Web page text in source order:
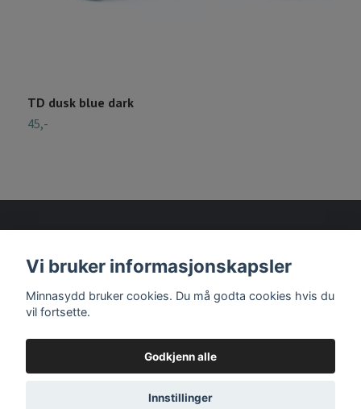
TD dusk blue dark
45,-
© 2026 Minnasydd
Vi bruker informasjonskapsler
Minnasydd bruker cookies. Du må godta cookies hvis du
vil fortsette.
Godkjenn alle
Innstillinger